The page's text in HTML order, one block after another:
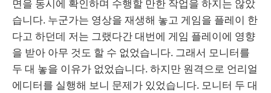
면을 동시에 확인하며 수행할 만한 작업을 하지는 않았
습니다. 누군가는 영상을 재생해 놓고 게임을 플레이 한
다고 하던데 저는 그랬다간 대번에 게임 플레이에 영향
을 받아 아무 것도 할 수 없었습니다. 그래서 모니터를
두 대 놓을 이유가 없었습니다. 하지만 원격으로 언리얼
에디터를 실행해 보니 문제가 있었습니다. 모니터 두 대